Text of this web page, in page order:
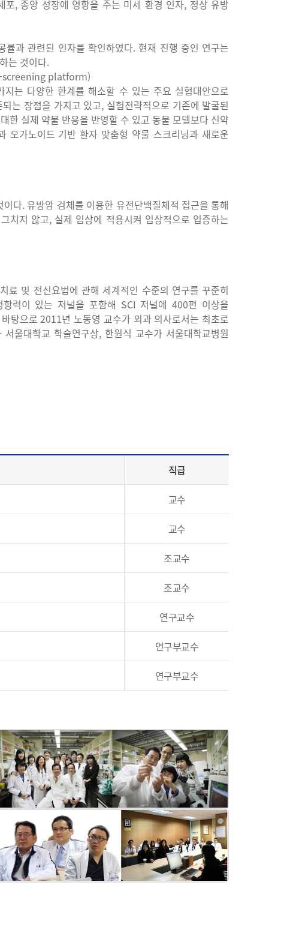
포, 종양 성장에 영향을 주는 미세 환경 인자, 정상 유방
률과 관련된 인자를 확인하였다. 현재 진행 중인 연구는
는 것이다.
platform)
지는 다양한 한계를 해소할 수 있는 주요 실험대안으로
되는 장점을 가지고 있고, 실험전략적으로 기존에 발굴된
대한 실제 약물 반응을 반영할 수 있고 동물 모델보다 신약
오가노이드 기반 환자 맞춤형 약물 스크리닝과 새로운
이다. 유방암 검체를 이용한 유전단백질체적 접근을 통해
그치지 않고, 실제 임상에 적용시켜 임상적으로 입증하는
치료 및 전신요법에 관해 세계적인 수준의 연구를 꾸준히
향력이 있는 저널을 포함해 SCI 저널에 400편 이상을
바탕으로 2011년 노동영 교수가 외과 의사로서는 최초로
서울대학교 학술연구상, 한원식 교수가 서울대학교병원
직급
교수
교수
조교수
조교수
연구교수
연구부교수
연구부교수